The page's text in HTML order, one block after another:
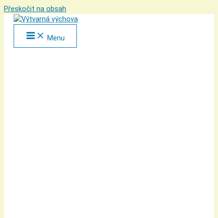
Přeskočit na obsah
Menu